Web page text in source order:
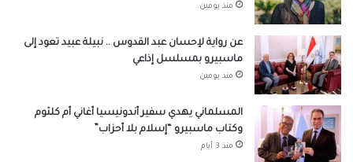
منذ يومين
عن رواية لإحسان عبد القدوس .. نبيلة عبيد تعود إلى
ماسبيرو بمسلسل إذاعي
منذ يومين
المسلماني يهدي سفير أندونيسيا أغاني أم كلثوم
وكتاب ماسبيرو “إسلام بلا أحزاب”
منذ 3 أيام